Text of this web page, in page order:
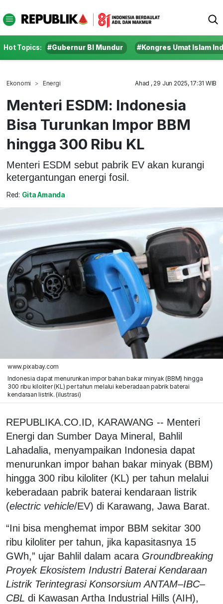
Hot Topics: #Gubernur BI Mundur #Kongres Umat Islam
Ekonomi Energi Ahad , 29 Jun 2025, 17:31 WIB
Menteri ESDM: Indonesia
Bisa Turunkan Impor BBM
hingga 300 Ribu KL
Menteri ESDM sebut pabrik EV akan kurangi
ketergantungan energi fosil.
Red: Gita Amanda
www.pixabay.com
Indonesia dapat menurunkan impor bahan bakar minyak (BBM) hingga
300 ribu kiloliter (KL) per tahun melalui keberadaan pabrik baterai
kendaraan listrik. (ilustrasi)
REPUBLIKA.CO.ID, KARAWANG -- Menteri
Energi dan Sumber Daya Mineral, Bahlil
Lahadalia, menyampaikan Indonesia dapat
menurunkan impor bahan bakar minyak (BBM)
hingga 300 ribu kiloliter (KL) per tahun melalui
keberadaan pabrik baterai kendaraan listrik
(electric vehicle/EV) di Karawang, Jawa Barat.
“Ini bisa menghemat impor BBM sekitar 300
ribu kiloliter per tahun, jika kapasitasnya 15
GWh,” ujar Bahlil dalam acara Groundbreaking
Proyek Ekosistem Industri Baterai Kendaraan
Listrik Terintegrasi Konsorsium ANTAM–IBC–
CBL di Kawasan Artha Industrial Hills (AIH),